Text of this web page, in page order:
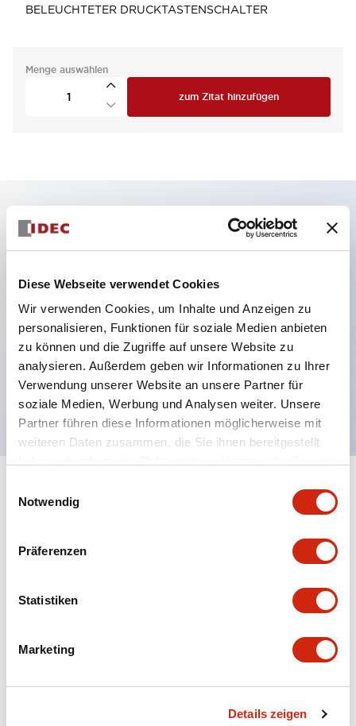
Diese Webseite verwendet Cookies
Wir verwenden Cookies, um Inhalte und Anzeigen zu
personalisieren, Funktionen für soziale Medien anbieten
zu können und die Zugriffe auf unsere Website zu
analysieren. Außerdem geben wir Informationen zu Ihrer
Verwendung unserer Website an unsere Partner für
soziale Medien, Werbung und Analysen weiter. Unsere
Partner führen diese Informationen möglicherweise mit
weiteren Daten zusammen, die Sie ihnen bereitgestellt
Notwendig
Präferenzen
Statistiken
Marketing
Details zeigen
BELEUCHTETER DRUCKTASTENSCHALTER
Menge auswählen
zum Zitat hinzufügen
Hauptmerkmale
Schutzart IP40 und IP65 komplett (IEC 60529)
Verbesserte Bedienbarkeit durch
Rückwärtsterminal-System, flache Anschlussfläche
einheitlich bei allen Serien mit einem Gehäuselänge
von 22 mm.
UL- und CSA-zertifiziert
Spezifikationen Alle erweitern+
Mounting and Installation Specifications